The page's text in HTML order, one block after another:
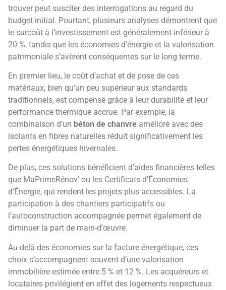
trouver peut susciter des interrogations au regard du
budget initial. Pourtant, plusieurs analyses démontrent que
le surcoût à l’investissement est généralement inférieur à
20 %, tandis que les économies d’énergie et la valorisation
patrimoniale s’avèrent conséquentes sur le long terme.
En premier lieu, le coût d’achat et de pose de ces
matériaux, bien qu’un peu supérieur aux standards
traditionnels, est compensé grâce à leur durabilité et leur
performance thermique accrue. Par exemple, la
combinaison d’un béton de chanvre amélioré avec des
isolants en fibres naturelles réduit significativement les
pertes énergétiques hivernales.
De plus, ces solutions bénéficient d’aides financières telles
que MaPrimeRénov’ ou les Certificats d’Économies
d’Énergie, qui rendent les projets plus accessibles. La
participation à des chantiers participatifs ou
l’autoconstruction accompagnée permet également de
diminuer la part de main-d’œuvre.
Au-delà des économies sur la facture énergétique, ces
choix s’accompagnent souvent d’une valorisation
immobilière estimée entre 5 % et 12 %. Les acquéreurs et
locataires privilégient en effet des logements respectueux